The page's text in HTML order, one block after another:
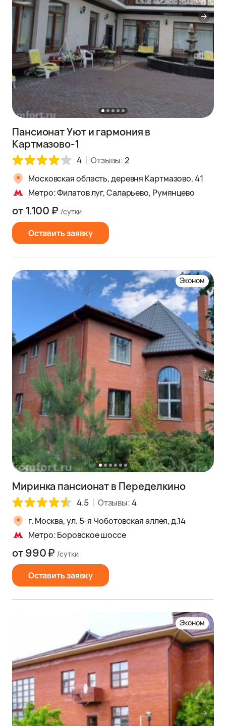
Пансионат Уют и гармония в
Картмазово-1
4 Отзывы: 2
Московская область, деревня Картмазово, 41
Метро: Филатов луг, Саларьево, Румянцево
Оставить заявку
от 1.100 ₽ /сутки
Эконом
Миринка пансионат в Переделкино
4.5 Отзывы:4
г. Москва, ул. 5-я Чоботовская аллея, д.14
Метро: Боровское шоссе
Оставить заявку
от 990 ₽ /сутки
Эконом